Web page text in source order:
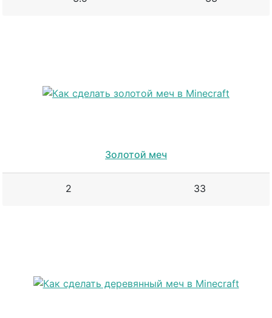
Золотой меч
2 33